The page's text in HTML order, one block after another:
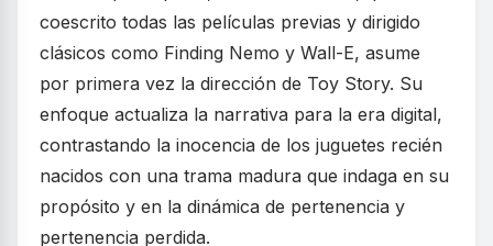
coescrito todas las películas previas y dirigido
clásicos como Finding Nemo y Wall-E, asume
por primera vez la dirección de Toy Story. Su
enfoque actualiza la narrativa para la era digital,
contrastando la inocencia de los juguetes recién
nacidos con una trama madura que indaga en su
propósito y en la dinámica de pertenencia y
pertenencia perdida.